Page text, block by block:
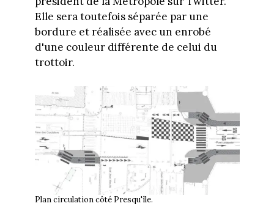
Elle sera toutefois séparée par une
bordure et réalisée avec un enrobé
d'une couleur différente de celui du
trottoir.
Plan circulation côté Presqu'île.